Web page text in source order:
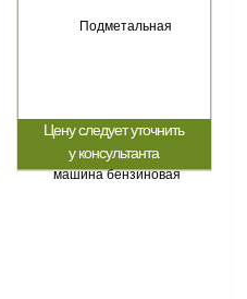
Цену следует уточнить
у консультанта